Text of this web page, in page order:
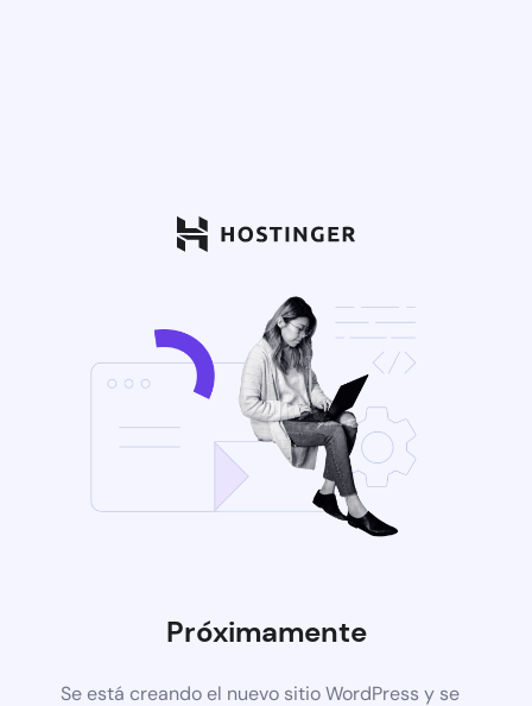
Próximamente
Se está creando el nuevo sitio WordPress y se